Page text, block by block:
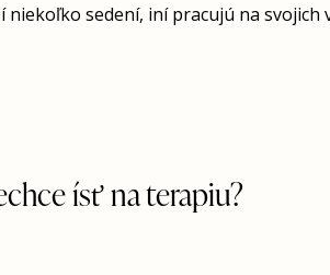
sedení, iní pracujú na svojich
ísť na terapiu?